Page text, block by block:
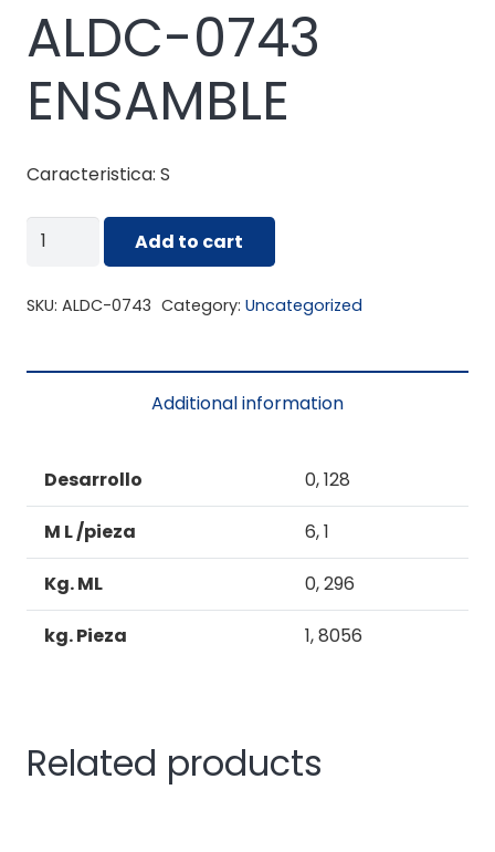
ALDC-0743
ENSAMBLE
Caracteristica: S
ALDC-
Add to cart
SKU: ALDC-0743 Category: Uncategorized
Additional information
Desarrollo 0, 128
M L /pieza 6, 1
Kg. ML 0, 296
kg. Pieza 1, 8056
Related products